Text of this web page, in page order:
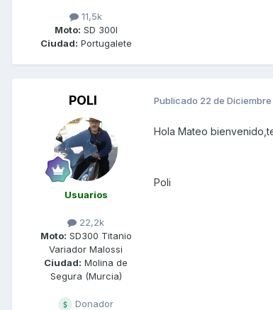
11,5k
Moto: SD 300I
Ciudad: Portugalete
POLI
Usuarios
22,2k
Moto: SD300 Titanio
Variador Malossi
Ciudad: Molina de
Segura (Murcia)
Donador
Publicado 22 de Diciembre
Hola Mateo
Poli